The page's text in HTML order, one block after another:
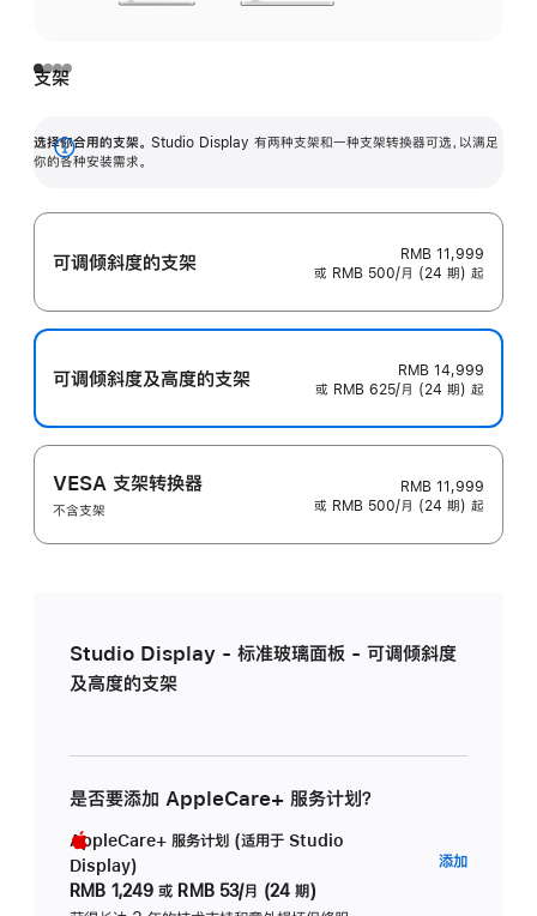
支架
选择你合用的支架。 Studio Display 有两种支架和一种支架转换器可选，以满足
你的各种安装需求。
展
可调倾斜度的支架
RMB 11,999
或 RMB 500/月 (24 期) 起
可调倾斜度及高‍度的支‍架
RMB 14,999
或 RMB 625/月 (24 期) 起
VESA 支架转换器
不含支架
RMB 11,999
或 RMB 500/月 (24 期) 起
Studio Display - 标准玻璃面板 - 可调倾斜度
及高度的支架
是否要添加 AppleCare+ 服务计划？
AppleCare+ 服务计划 (适用于 Studio
Display)
RMB 1,249 或 RMB 53/月 (24 期)
添加